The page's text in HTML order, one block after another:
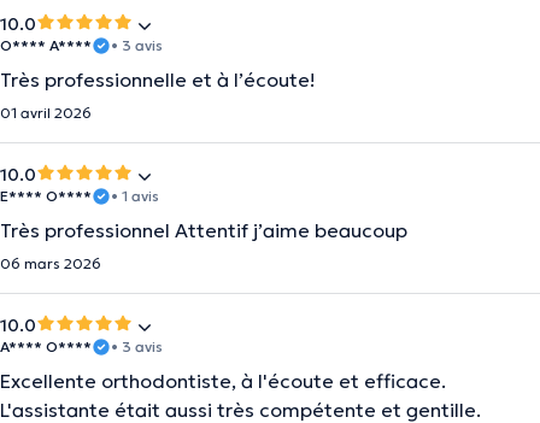
10.0
O**** A**** • 3 avis
Très professionnelle et à l’écoute!
01 avril 2026
10.0
E**** O**** • 1 avis
Très professionnel Attentif j’aime beaucoup
06 mars 2026
10.0
A**** O**** • 3 avis
Excellente orthodontiste, à l'écoute et efficace.
L'assistante était aussi très compétente et gentille.